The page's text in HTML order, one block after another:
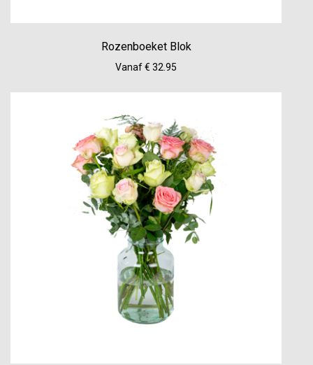
Rozenboeket Blok
Vanaf € 32.95